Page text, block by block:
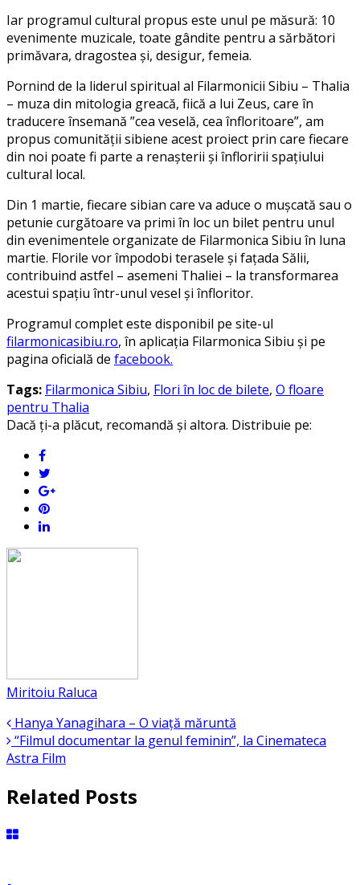
Iar programul cultural propus este unul pe măsură: 10
evenimente muzicale, toate gândite pentru a sărbători
primăvara, dragostea și, desigur, femeia.
Pornind de la liderul spiritual al Filarmonicii Sibiu – Thalia
– muza din mitologia greacă, fiică a lui Zeus, care în
traducere însemană ”cea veselă, cea înfloritoare”, am
propus comunității sibiene acest proiect prin care fiecare
din noi poate fi parte a renașterii și înfloririi spațiului
cultural local.
Din 1 martie, fiecare sibian care va aduce o mușcată sau o
petunie curgătoare va primi în loc un bilet pentru unul
din evenimentele organizate de Filarmonica Sibiu în luna
martie. Florile vor împodobi terasele și fațada Sălii,
contribuind astfel – asemeni Thaliei – la transformarea
acestui spațiu într-unul vesel și înfloritor.
Programul complet este disponibil pe site-ul
filarmonicasibiu.ro, în aplicația Filarmonica Sibiu și pe
pagina oficială de facebook.
Tags: Filarmonica Sibiu, Flori în loc de bilete, O floare
pentru Thalia
Dacă ți-a plăcut, recomandă și altora. Distribuie pe:
Miritoiu Raluca
Hanya Yanagihara – O viaţă măruntă
“Filmul documentar la genul feminin”, la Cinemateca
Astra Film
Related Posts